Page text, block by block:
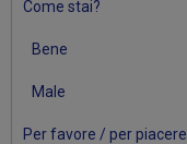
Come stai?
Bene
Male
Per favore / per piacere